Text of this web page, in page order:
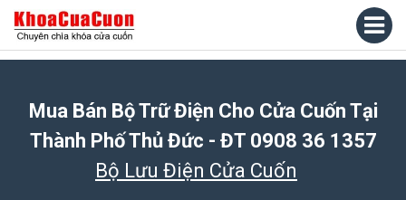
Mua Bán Bộ Trữ Điện Cho Cửa Cuốn Tại
Thành Phố Thủ Đức - ĐT 0908 36 1357
Bộ Lưu Điện Cửa Cuốn